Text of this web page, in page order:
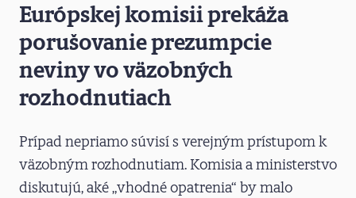
Európskej komisii prekáža
porušovanie prezumpcie
neviny vo väzobných
rozhodnutiach
Prípad nepriamo súvisí s verejným prístupom k
väzobným rozhodnutiam. Komisia a ministerstvo
diskutujú, aké „vhodné opatrenia“ by malo